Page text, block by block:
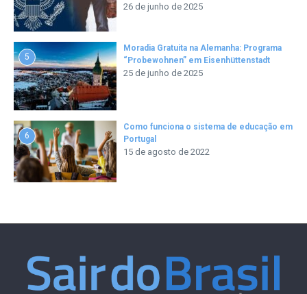
26 de junho de 2025
5
Moradia Gratuita na Alemanha: Programa
“Probewohnen” em Eisenhüttenstadt
25 de junho de 2025
6
Como funciona o sistema de educação em
Portugal
15 de agosto de 2022